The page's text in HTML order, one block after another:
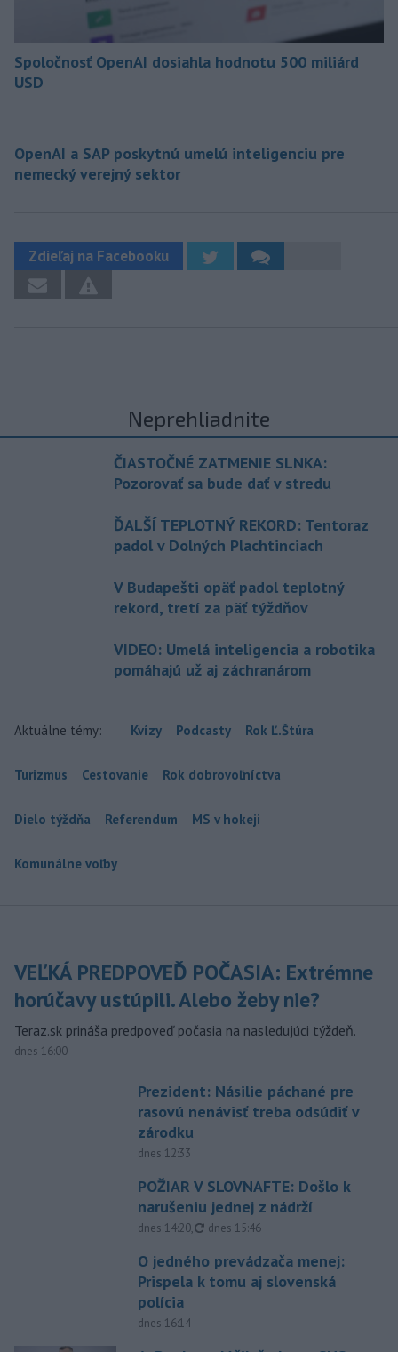
Spoločnosť OpenAI dosiahla hodnotu 500 miliárd
USD
OpenAI a SAP poskytnú umelú inteligenciu pre
nemecký verejný sektor
Zdieľaj na Facebooku
Neprehliadnite
ČIASTOČNÉ ZATMENIE SLNKA:
Pozorovať sa bude dať v stredu
ĎALŠÍ TEPLOTNÝ REKORD: Tentoraz
padol v Dolných Plachtinciach
V Budapešti opäť padol teplotný
rekord, tretí za päť týždňov
VIDEO: Umelá inteligencia a robotika
pomáhajú už aj záchranárom
Aktuálne témy: Kvízy Podcasty Rok Ľ.Štúra
Turizmus Cestovanie Rok dobrovoľníctva
Dielo týždňa Referendum MS v hokeji
Komunálne voľby
VEĽKÁ PREDPOVEĎ POČASIA: Extrémne
horúčavy ustúpili. Alebo žeby nie?
Teraz.sk prináša predpoveď počasia na nasledujúci týždeň.
dnes 16:00
Prezident: Násilie páchané pre
rasovú nenávisť treba odsúdiť v
zárodku
dnes 12:33
POŽIAR V SLOVNAFTE: Došlo k
narušeniu jednej z nádrží
dnes 14:20, aktualizované
dnes 15:46
O jedného prevádzača menej:
Prispela k tomu aj slovenská
polícia
dnes 16:14